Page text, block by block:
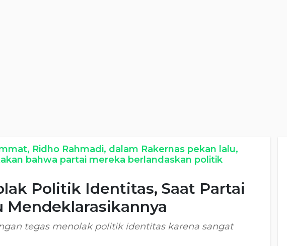
Ridho Rahmadi, dalam Rakernas pekan lalu,
bahwa partai mereka berlandaskan politik
Politik Identitas, Saat Partai
tegas menolak politik identitas karena sangat